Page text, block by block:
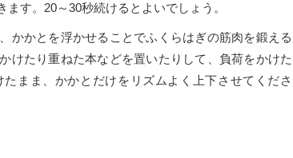
す。20～30秒続けるとよいでしょう。
かかとを浮かせることでふくらはぎの筋肉を鍛える
けたり重ねた本などを置いたりして、負荷をかけた
まま、かかとだけをリズムよく上下させてくださ